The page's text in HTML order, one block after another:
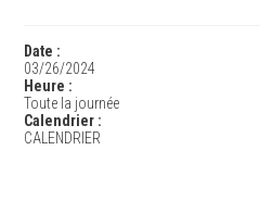
Date :
03/26/2024
Heure :
Toute la journée
Calendrier :
CALENDRIER